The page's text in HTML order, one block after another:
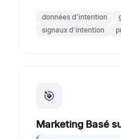
données d'intention
signaux d'intention
🎯
Marketing Basé